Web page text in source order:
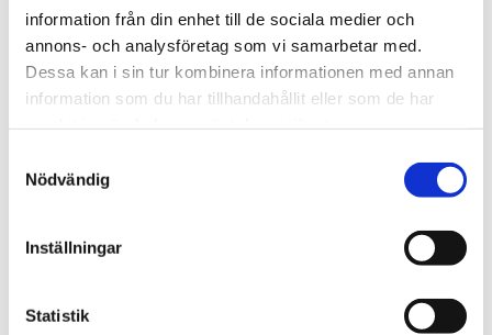
information från din enhet till de sociala medier och
annons- och analysföretag som vi samarbetar med.
Dessa kan i sin tur kombinera informationen med annan
information som du har tillhandahållit eller som de har
Nödvändig
Inställningar
Statistik
Tekniska specifikationer
Video
Lägg